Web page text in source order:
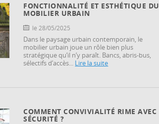
FONCTIONNALITÉ ET ESTHÉTIQUE DU
MOBILIER URBAIN
le 28/05/2025
Dans le paysage urbain contemporain, le
mobilier urbain joue un rôle bien plus
stratégique qu’il n’y paraît. Bancs, abris-bus,
sélectifs d’accès... Lire la suite
COMMENT CONVIVIALITÉ RIME AVEC
SÉCURITÉ ?